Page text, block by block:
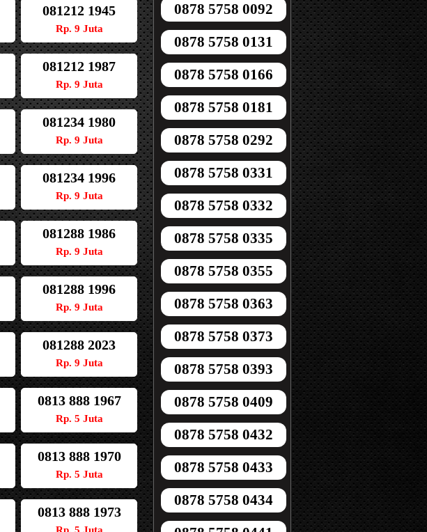
081212 1945
Rp. 9 Juta
081212 1987
Rp. 9 Juta
081234 1980
Rp. 9 Juta
081234 1996
Rp. 9 Juta
081288 1986
Rp. 9 Juta
081288 1996
Rp. 9 Juta
081288 2023
Rp. 9 Juta
0813 888 1967
Rp. 5 Juta
0813 888 1970
Rp. 5 Juta
0813 888 1973
0878 5758 0092
0878 5758 0131
0878 5758 0166
0878 5758 0181
0878 5758 0292
0878 5758 0331
0878 5758 0332
0878 5758 0335
0878 5758 0355
0878 5758 0363
0878 5758 0373
0878 5758 0393
0878 5758 0409
0878 5758 0432
0878 5758 0433
0878 5758 0434